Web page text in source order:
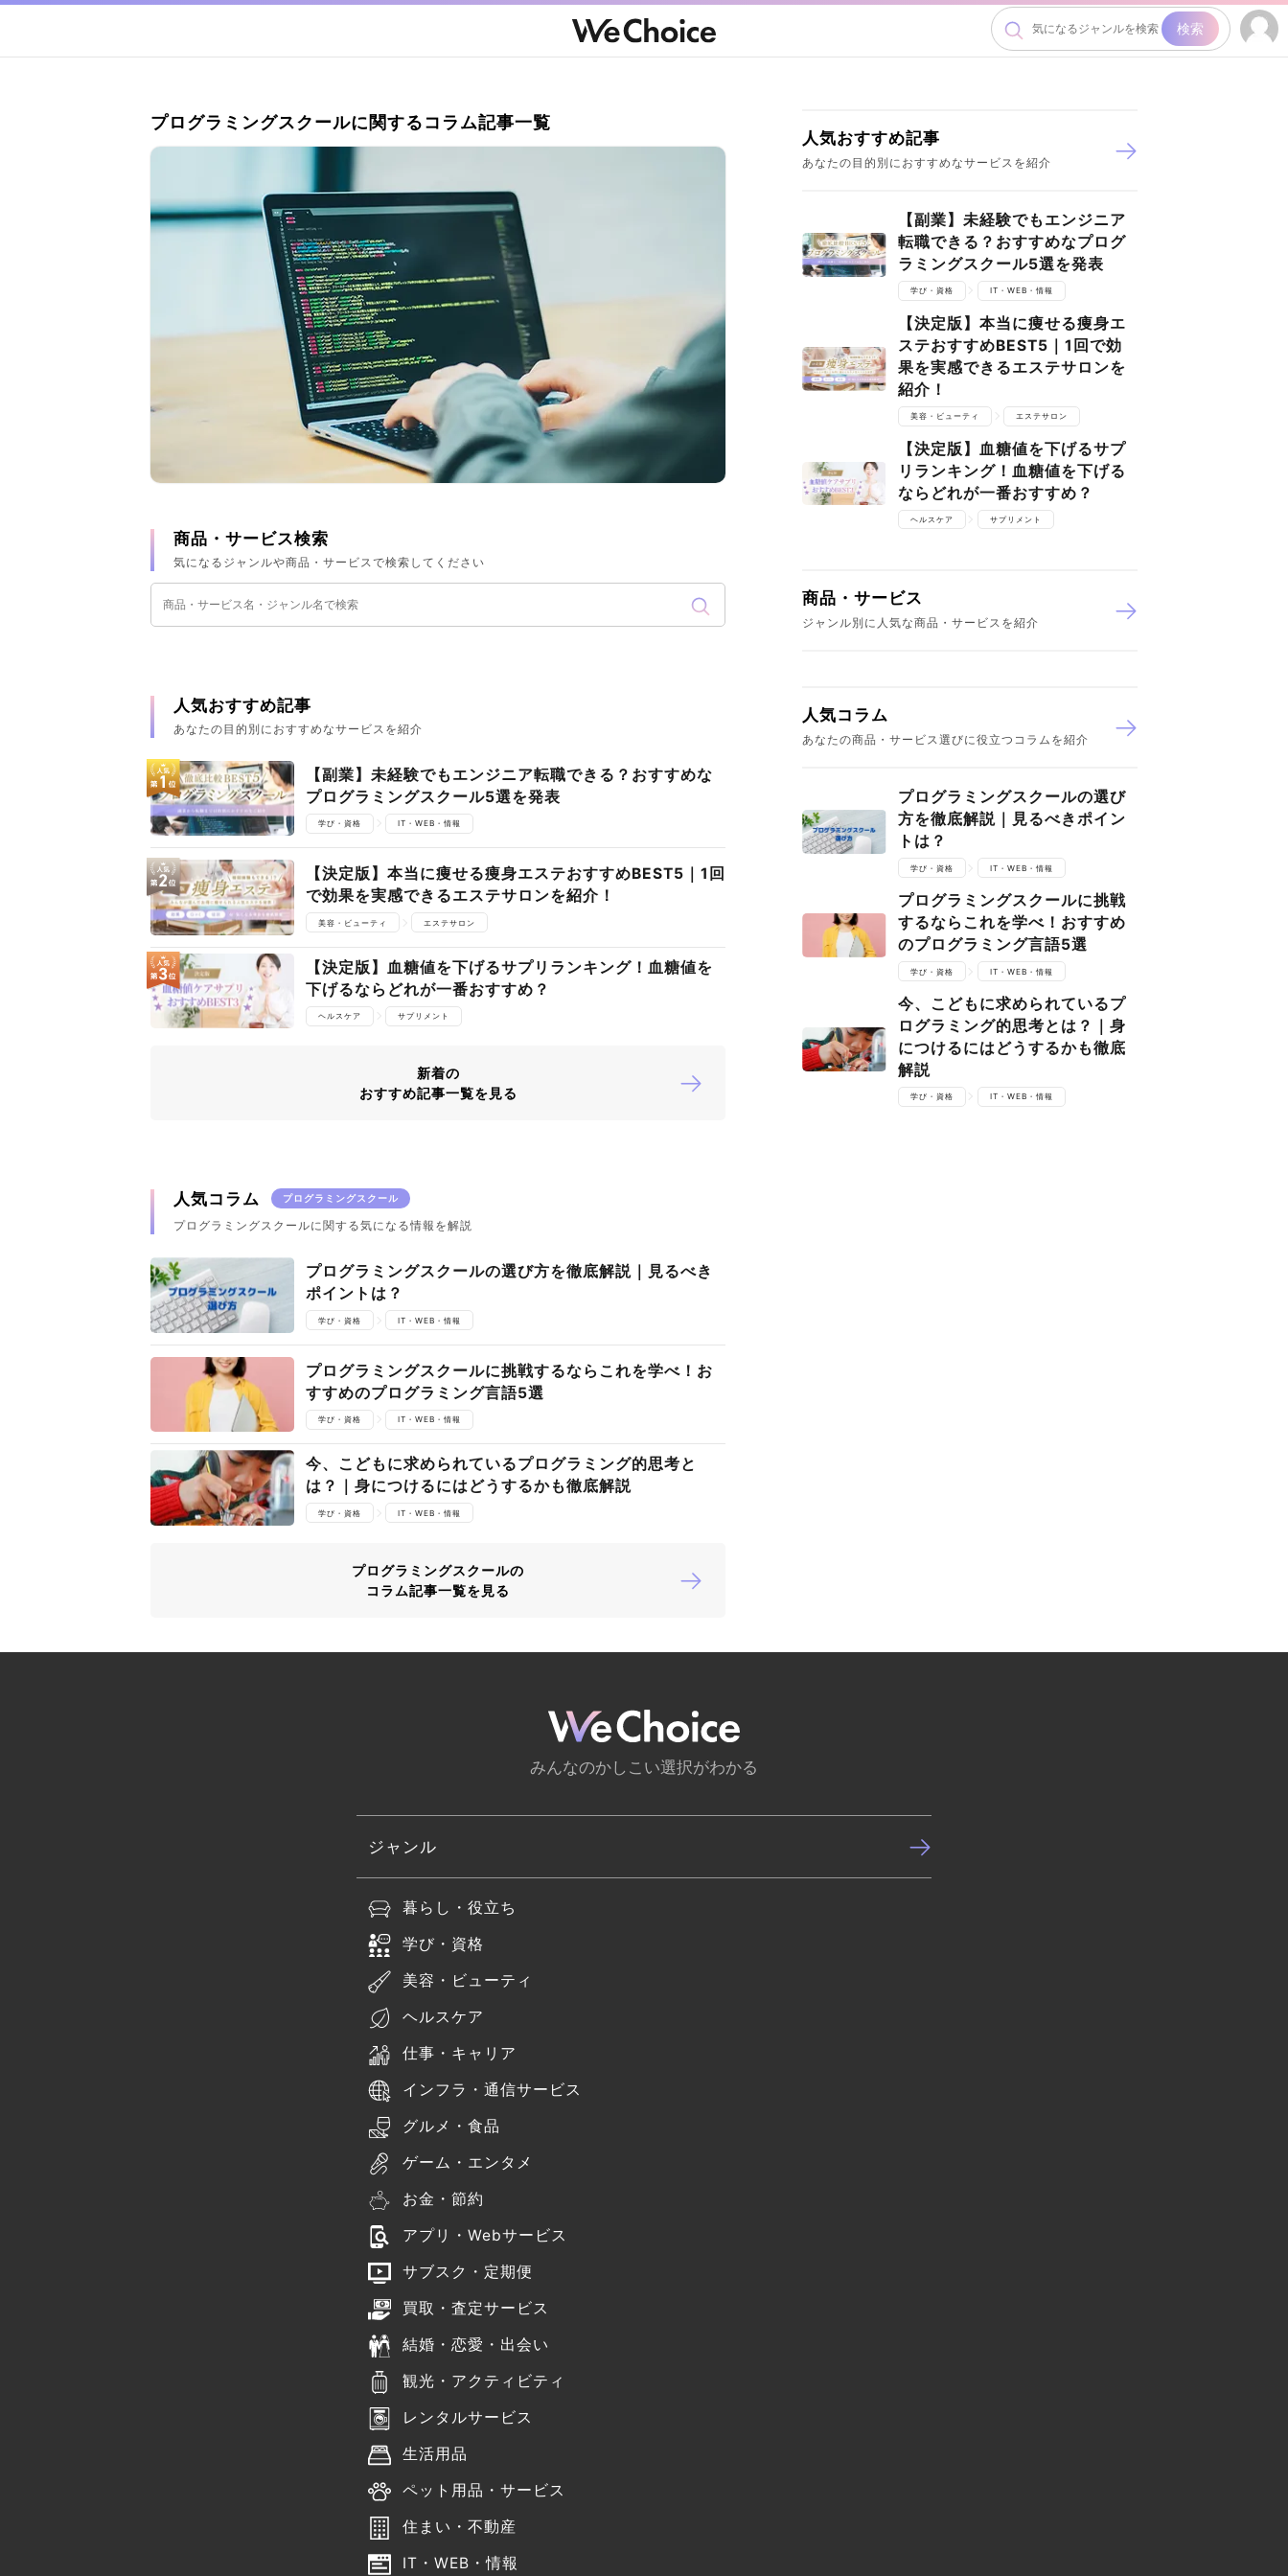
検索
プログラミングスクールに関するコラム記事一覧
商品・サービス検索
気になるジャンルや商品・サービスで検索してください
人気おすすめ記事
あなたの目的別におすすめなサービスを紹介
【副業】未経験でもエンジニア転職できる？おすすめな
プログラミングスクール5選を発表
学び・資格 IT・WEB・情報
【決定版】本当に痩せる痩身エステおすすめBEST5｜1回
で効果を実感できるエステサロンを紹介！
美容・ビューティ エステサロン
【決定版】血糖値を下げるサプリランキング！血糖値を
下げるならどれが一番おすすめ？
ヘルスケア サプリメント
新着の
おすすめ記事一覧を見る
人気コラム プログラミングスクール
プログラミングスクールに関する気になる情報を解説
プログラミングスクールの選び方を徹底解説｜見るべき
ポイントは？
学び・資格 IT・WEB・情報
プログラミングスクールに挑戦するならこれを学べ！お
すすめのプログラミング言語5選
学び・資格 IT・WEB・情報
今、こどもに求められているプログラミング的思考と
は？｜身につけるにはどうするかも徹底解説
学び・資格 IT・WEB・情報
プログラミングスクールの
コラム記事一覧を見る
人気おすすめ記事
あなたの目的別におすすめなサービスを紹介
【副業】未経験でもエンジニア
転職できる？おすすめなプログ
ラミングスクール5選を発表
学び・資格 IT・WEB・情報
【決定版】本当に痩せる痩身エ
ステおすすめBEST5｜1回で効
果を実感できるエステサロンを
紹介！
美容・ビューティ エステサロン
【決定版】血糖値を下げるサプ
リランキング！血糖値を下げる
ならどれが一番おすすめ？
ヘルスケア サプリメント
商品・サービス
ジャンル別に人気な商品・サービスを紹介
人気コラム
あなたの商品・サービス選びに役立つコラムを紹介
プログラミングスクールの選び
方を徹底解説｜見るべきポイン
トは？
学び・資格 IT・WEB・情報
プログラミングスクールに挑戦
するならこれを学べ！おすすめ
のプログラミング言語5選
学び・資格 IT・WEB・情報
今、こどもに求められているプ
ログラミング的思考とは？｜身
につけるにはどうするかも徹底
解説
学び・資格 IT・WEB・情報
みんなのかしこい選択がわかる
ジャンル
暮らし・役立ち
学び・資格
美容・ビューティ
ヘルスケア
仕事・キャリア
インフラ・通信サービス
グルメ・食品
ゲーム・エンタメ
お金・節約
アプリ・Webサービス
サブスク・定期便
買取・査定サービス
結婚・恋愛・出会い
観光・アクティビティ
レンタルサービス
生活用品
ペット用品・サービス
住まい・不動産
IT・WEB・情報